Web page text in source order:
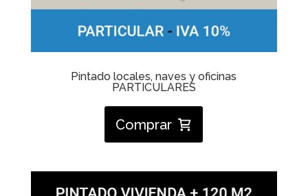
Pintado locales, naves y oficinas
PARTICULARES
Comprar